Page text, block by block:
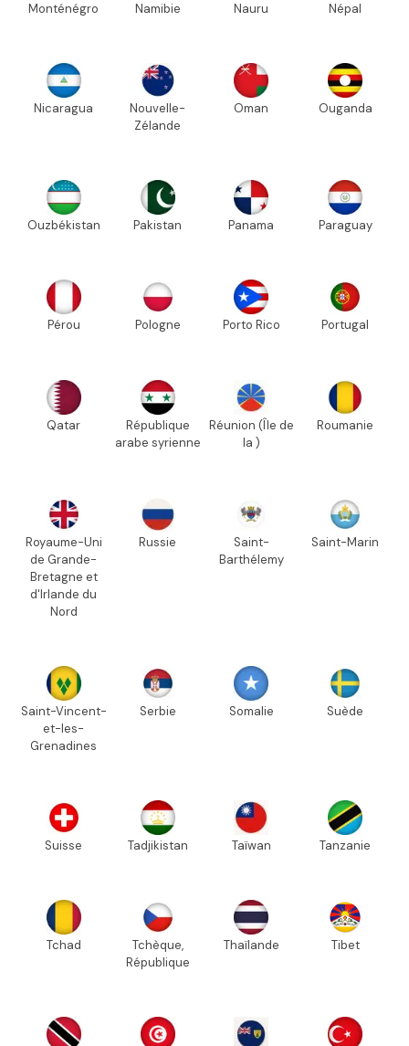
Monténégro Namibie Nauru Népal
Nicaragua
Nouvelle-
Zélande
Oman Ouganda
Ouzbékistan Pakistan Panama Paraguay
Pérou Pologne Porto Rico Portugal
Qatar
République
arabe syrienne
Réunion (Île de
la )
Roumanie
Royaume-Uni
de Grande-
Bretagne et
d'Irlande du
Nord
Russie
Saint-
Barthélemy
Saint-Marin
Saint-Vincent-
et-les-
Grenadines
Serbie Somalie Suède
Suisse Tadjikistan Taïwan Tanzanie
Tchad
Tchèque,
République
Thaïlande Tibet